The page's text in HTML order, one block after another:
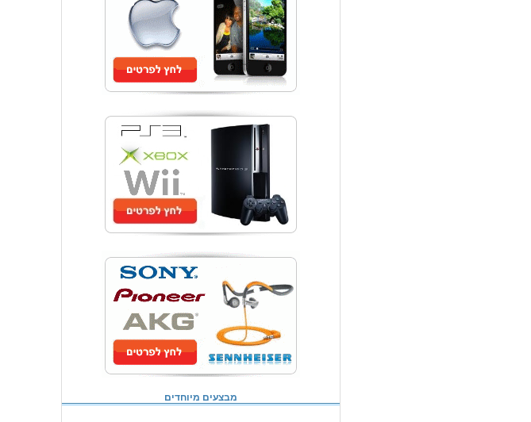
מבצעים מיוחדים